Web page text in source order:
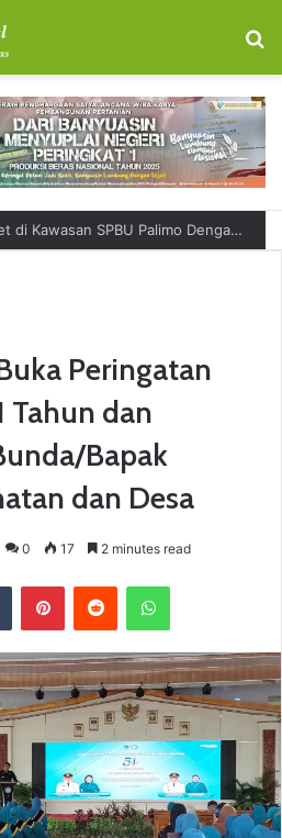
Seven Days Buka Outlet di Kawasan SPBU Palimo Dengan Konsep One Stop Hangout Destination
Peringatan
Tahun dan
Bapak
dan Desa
0 17 2 minutes read